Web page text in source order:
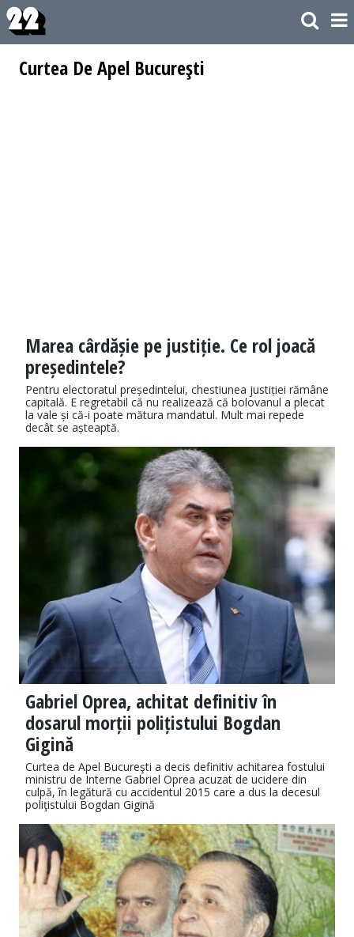
Curtea De Apel Bucureşti
Marea cârdășie pe justiție. Ce rol joacă
președintele?
Pentru electoratul președintelui, chestiunea justiției rămâne
capitală. E regretabil că nu reali­zează că bolovanul a plecat
la vale și că-i poate mătura mandatul. Mult mai repede
decât se așteaptă.
Gabriel Oprea, achitat definitiv în
dosarul morții polițistului Bogdan
Gigină
Curtea de Apel Bucureşti a decis definitiv achitarea fostului
ministru de Interne Gabriel Oprea acuzat de ucidere din
culpă, în legătură cu accidentul 2015 care a dus la decesul
poliţistului Bogdan Gigină